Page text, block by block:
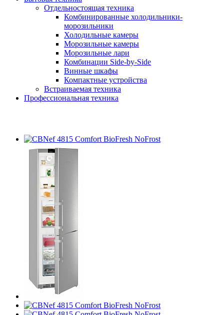
Отдельностоящая техника
Комбинированные холодильники-
морозильники
Холодильные камеры
Морозильные камеры
Морозильные лари
Комбинации Side-by-Side
Винные шкафы
Компактные устройства
Встраиваемая техника
Профессиональная техника